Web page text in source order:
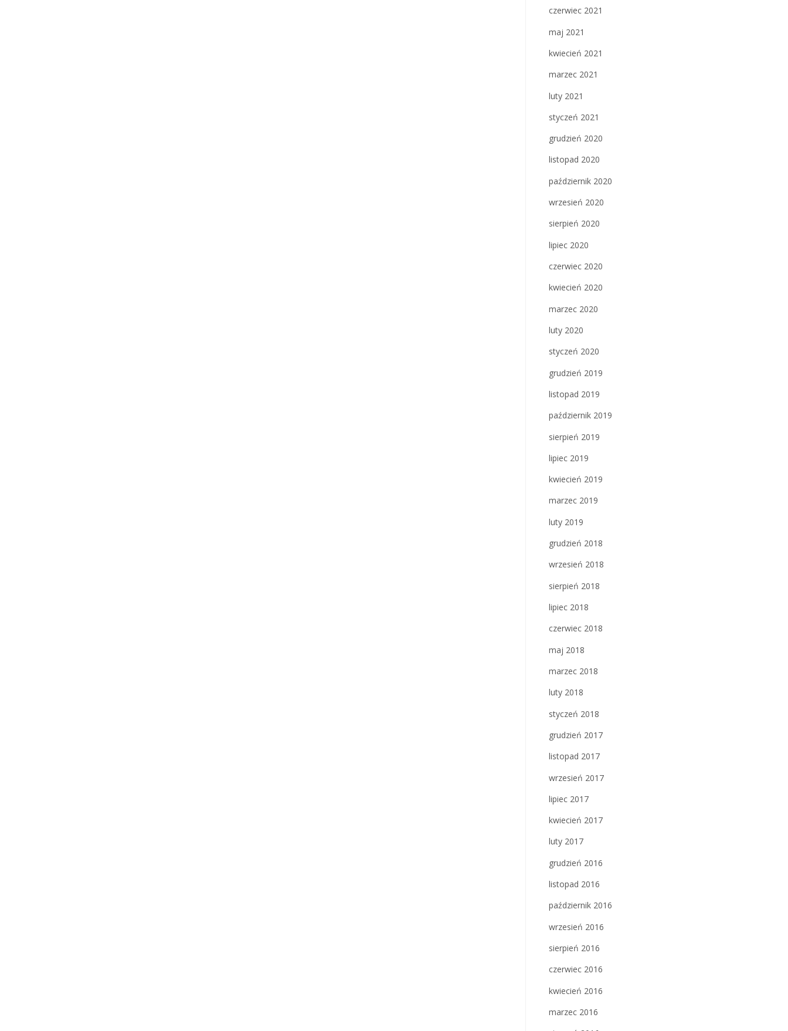
czerwiec 2021
maj 2021
kwiecień 2021
marzec 2021
luty 2021
styczeń 2021
grudzień 2020
listopad 2020
październik 2020
wrzesień 2020
sierpień 2020
lipiec 2020
czerwiec 2020
kwiecień 2020
marzec 2020
luty 2020
styczeń 2020
grudzień 2019
listopad 2019
październik 2019
sierpień 2019
lipiec 2019
kwiecień 2019
marzec 2019
luty 2019
grudzień 2018
wrzesień 2018
sierpień 2018
lipiec 2018
czerwiec 2018
maj 2018
marzec 2018
luty 2018
styczeń 2018
grudzień 2017
listopad 2017
wrzesień 2017
lipiec 2017
kwiecień 2017
luty 2017
grudzień 2016
listopad 2016
październik 2016
wrzesień 2016
sierpień 2016
czerwiec 2016
kwiecień 2016
marzec 2016